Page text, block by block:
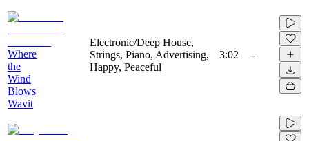
Where
the
Wind
Blows
Wavit
Electronic/Deep House,
Strings, Piano, Advertising,
Happy, Peaceful
3:02 -